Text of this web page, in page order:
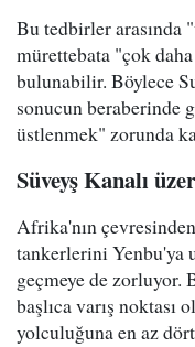
Bu tedbirler arasında
mürettebata "çok
bulunabilir. Böylece
sonucun beraberinde
üstlenmek" zorunda
Süveyş Kanalı
Afrika'nın
tankerlerini Yenbu'ya
geçmeye de zorluyor.
başlıca varış
yolculuğuna en az